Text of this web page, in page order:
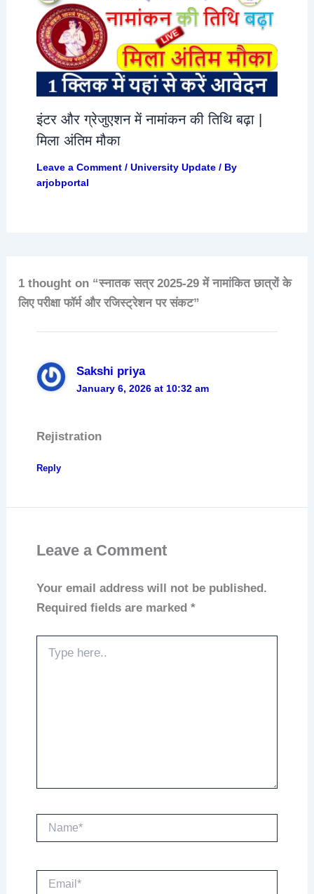
इंटर और ग्रेजुएशन में नामांकन की तिथि बढ़ा |
मिला अंतिम मौका
Leave a Comment / University Update/ By
arjobportal
1 thought on “स्नातक सत्र 2025-29 में नामांकित छात्रों के
लिए परीक्षा फॉर्म और रजिस्ट्रेशन पर संकट”
Sakshi priya
January 6, 2026 at 10:32 am
Rejistration
Reply
Leave a Comment
Your email address will not be published.
Required fields are marked *
here..